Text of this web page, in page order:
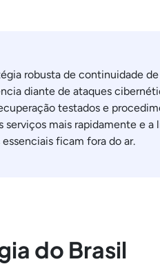
robusta de continuidade
diante de ataques
testados e
serviços mais rapidamente e a
ficam fora do ar.
do Brasil